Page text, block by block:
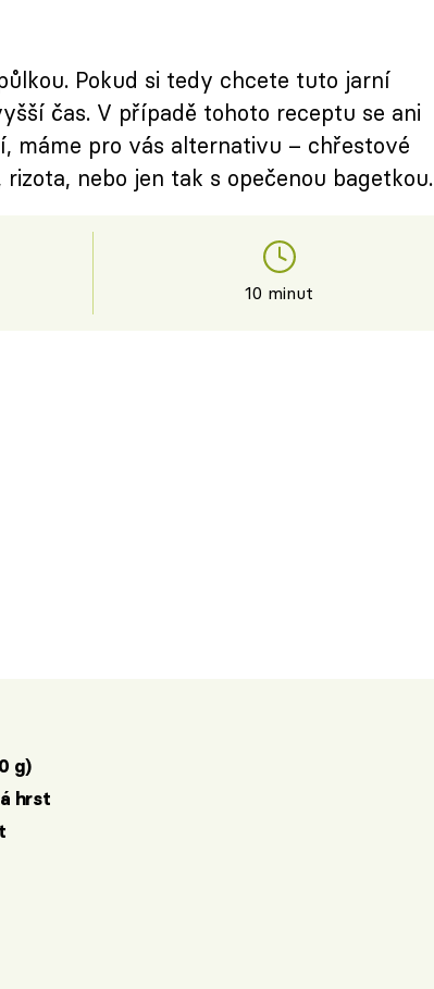
Pokud si tedy chcete tuto jarní
čas. V případě tohoto receptu se ani
máme pro vás alternativu – chřestové
nebo jen tak s opečenou bagetkou.
10 minut
g)
hrst